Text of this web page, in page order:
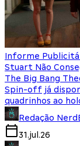
Informe
Stuart Não
The Big Bang
Spin-off já
quadrinhos ao
Redação
31.jul.26